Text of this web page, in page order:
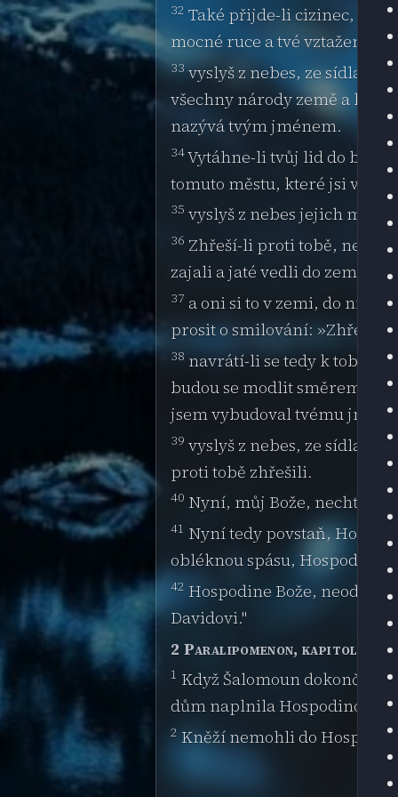
32 Také přijde-li cizinec,
mocné ruce a tvé vztažené
33vyslyš z nebes, ze sídla,
všechny národy země a bály
nazývá tvým jménem.
34Vytáhne-li tvůj lid do boje
tomuto městu, které jsi
35 vyslyš z nebes jejich
36 Zhřeší-li proti tobě, neboť
zajali a jaté vedli do země
37 a oni si to v zemi, do níž
prosit o smilování: »Zhřešili
38 navrátí-li se tedy k tobě
budou se modlit směrem ke
jsem vybudoval tvému jménu,
39 vyslyš z nebes, ze sídla,
proti tobě zhřešili.
40 Nyní, můj Bože, nechť
41 Nyní tedy povstaň,
obléknou spásu, Hospodine
42 Hospodine Bože,
Davidovi."
2 Paralipomenon, kapitola 7
1 Když Šalomoun dokončil
dům naplnila Hospodinova
2 Kněží nemohli do